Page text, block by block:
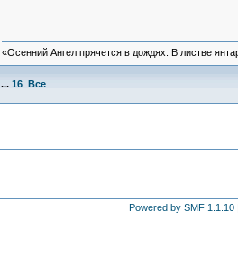
«Осенний Ангел прячется в дождях. В листве
... 16 Все
Powered by SMF 1.1.10